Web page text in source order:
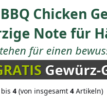
Chicken
Note für
für einen
bis 4 (von insgesamt 4 Artikeln)